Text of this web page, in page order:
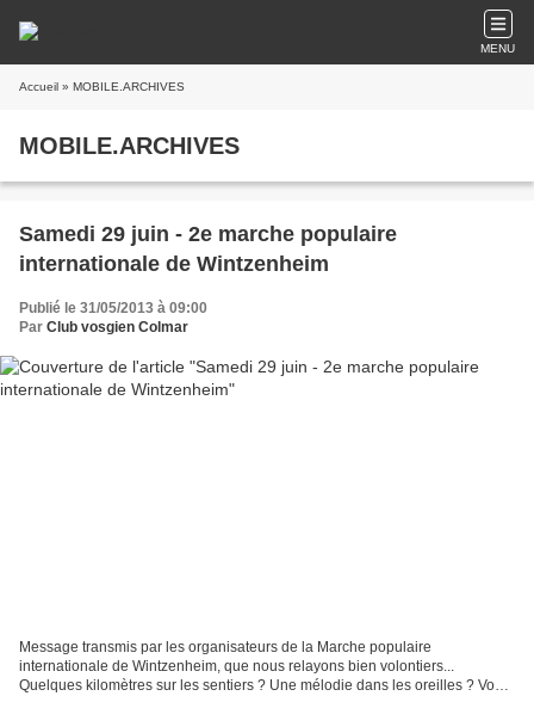
MENU
Accueil » MOBILE.ARCHIVES
MOBILE.ARCHIVES
Samedi 29 juin - 2e marche populaire
internationale de Wintzenheim
Publié le 31/05/2013 à 09:00
Par Club vosgien Colmar
Message transmis par les organisateurs de la Marche populaire
internationale de Wintzenheim, que nous relayons bien volontiers...
Quelques kilomètres sur les sentiers ? Une mélodie dans les oreilles ? Vous